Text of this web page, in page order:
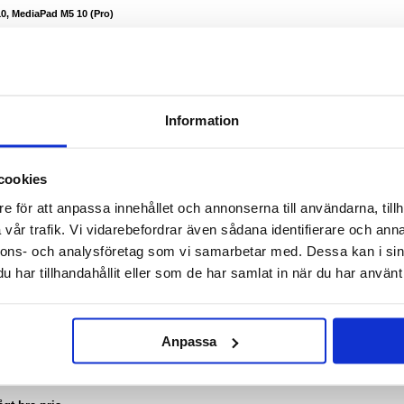
Information
för att anpassa innehållet och annonserna till användarna,
trafik. Vi vidarebefordrar även sådana identifierare och
och analysföretag som vi samarbetar med. Dessa kan i
har tillhandahållit eller som de har samlat in när du har använt
Anpassa
MediaPad M5 10 (Pro)
M5 10, MediaPad M5 10 Pro! Detta TPU-skal ger perfekt skydd för baksidan och
M5 10 (Pro) mot vardagliga skador. Detta Huawei MediaPad 10/M5 (skal) är tillverkat av
och har en matt yta som förhindrar oönskade fingeravtryck och förbättrar grepp.
med en matt yta som stöter bort fingeravtryck
pålitligt skydd för din enhet
repor och påverkar smidigheten minimalt
MediaPad M5 10, MediaPad M5 10 (Pro)
portar